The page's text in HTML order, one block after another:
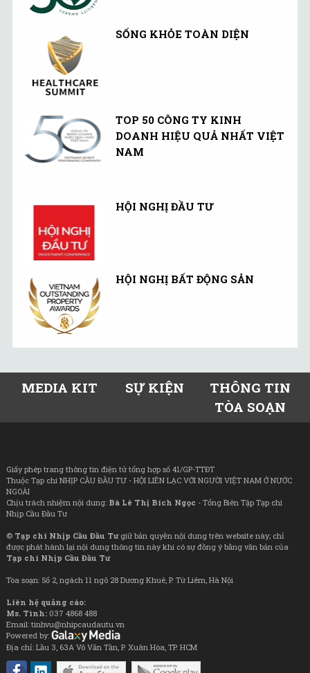
SỐNG KHỎE TOÀN DIỆN
TOP 50 CÔNG TY KINH
DOANH HIỆU QUẢ NHẤT VIỆT
NAM
HỘI NGHỊ ĐẦU TƯ
HỘI NGHỊ BẤT ĐỘNG SẢN
MEDIA KIT SỰ KIỆN
THÔNG TIN
TÒA SOẠN
Giấy phép trang thông tin điện tử tổng hợp số 41/GP-TTĐT
Thuộc Tạp chí NHỊP CẦU ĐẦU TƯ - HỘI LIÊN LẠC VỚI NGƯỜI VIỆT NAM Ở NƯỚC
NGOÀI
Chịu trách nhiệm nội dung: Bà Lê Thị Bích Ngọc - Tổng Biên Tập Tạp chí
Nhịp Cầu Đầu Tư
© Tạp chí Nhịp Cầu Đầu Tưgiữ bản quyền nội dung trên website này; chỉ
được phát hành lại nội dung thông tin này khi có sự đồng ý bằng văn bản của
Tạp chí Nhịp Cầu Đầu Tư
Tòa soạn: Số 2, ngách 11 ngõ 28 Dương Khuê, P. Từ Liêm, Hà Nội
Liên hệ quảng cáo:
Ms. Tình: 037 4868 488
Email: tinhvu@nhipcaudautu.vn
Powered by:
Địa chỉ: Lầu 3, 63A Võ Văn Tần, P. Xuân Hòa, TP. HCM